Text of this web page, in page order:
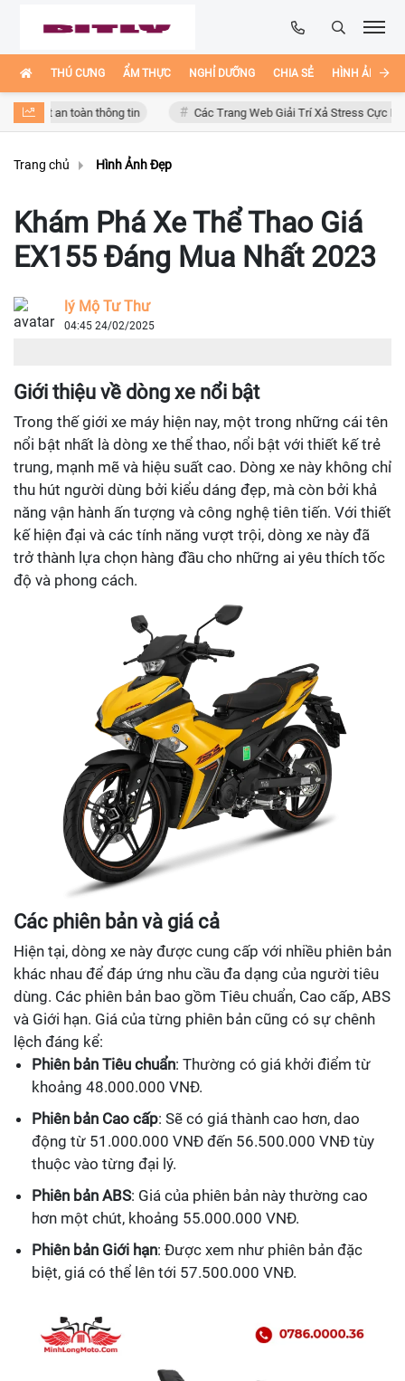
THÚ CƯNG ẨM THỰC NGHỈ DƯỠNG CHIA SẺ HÌNH ẢNH
an toàn thông tin Các Trang Web Giải Trí Xả Stress Cực Hay Ho
Trang chủ Hình Ảnh Đẹp
Khám Phá Xe Thể Thao Giá
EX155 Đáng Mua Nhất 2023
lý Mộ Tư Thư
04:45 24/02/2025
Giới thiệu về dòng xe nổi bật
Trong thế giới xe máy hiện nay, một trong những cái tên
nổi bật nhất là dòng xe thể thao, nổi bật với thiết kế trẻ
trung, mạnh mẽ và hiệu suất cao. Dòng xe này không chỉ
thu hút người dùng bởi kiểu dáng đẹp, mà còn bởi khả
năng vận hành ấn tượng và công nghệ tiên tiến. Với thiết
kế hiện đại và các tính năng vượt trội, dòng xe này đã
trở thành lựa chọn hàng đầu cho những ai yêu thích tốc
độ và phong cách.
Các phiên bản và giá cả
Hiện tại, dòng xe này được cung cấp với nhiều phiên bản
khác nhau để đáp ứng nhu cầu đa dạng của người tiêu
dùng. Các phiên bản bao gồm Tiêu chuẩn, Cao cấp, ABS
và Giới hạn. Giá của từng phiên bản cũng có sự chênh
lệch đáng kể:
Phiên bản Tiêu chuẩn: Thường có giá khởi điểm từ
khoảng 48.000.000 VNĐ.
Phiên bản Cao cấp: Sẽ có giá thành cao hơn, dao
động từ 51.000.000 VNĐ đến 56.500.000 VNĐ tùy
thuộc vào từng đại lý.
Phiên bản ABS: Giá của phiên bản này thường cao
hơn một chút, khoảng 55.000.000 VNĐ.
Phiên bản Giới hạn: Được xem như phiên bản đặc
biệt, giá có thể lên tới 57.500.000 VNĐ.